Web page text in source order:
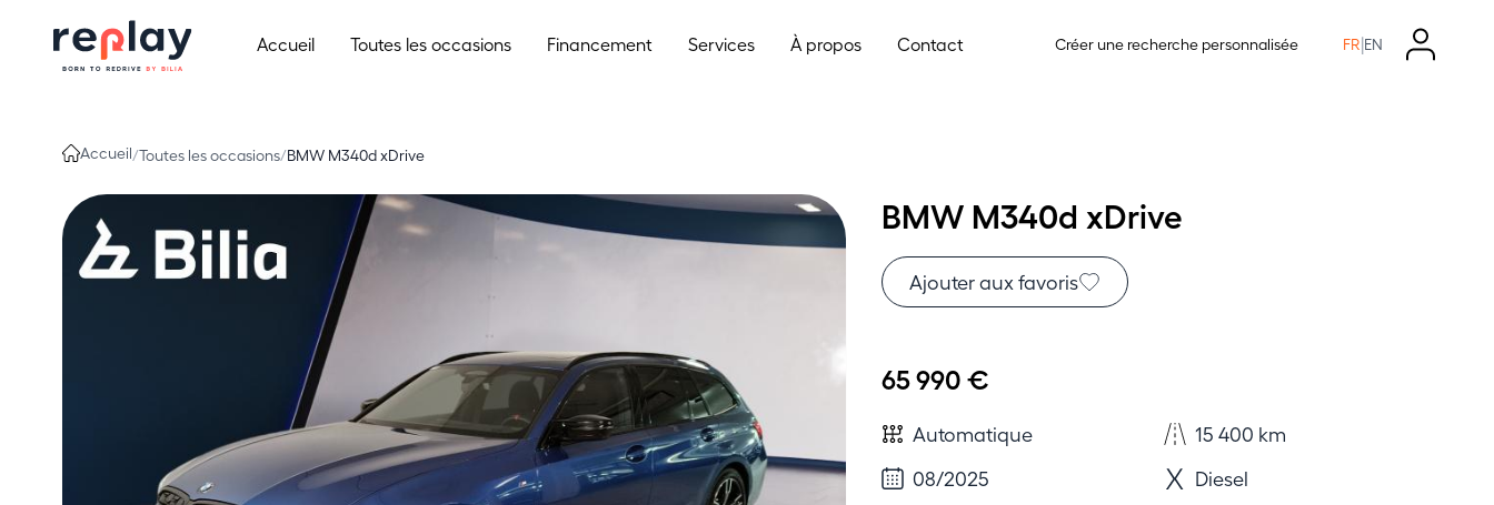
Accueil
Toutes les occasions Financement Services À propos Contact Créer une recherche personnalisée FR|EN
Accueil/Toutes les occasions/BMW M340d xDrive
BMW M340d xDrive
Ajouter aux favoris
65 990 €
Automatique
15 400 km
08/2025
Diesel